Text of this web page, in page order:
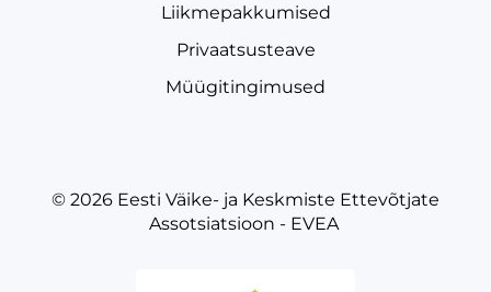
Liikmepakkumised
Privaatsusteave
Müügitingimused
© 2026 Eesti Väike- ja Keskmiste Ettevõtjate
Assotsiatsioon - EVEA